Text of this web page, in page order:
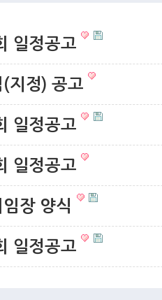
일정공고
지정) 공고
일정공고
일정공고
장 양식
일정공고